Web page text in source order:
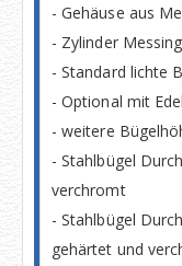
- Gehäuse aus
- Zylinder
- Standard lichte
- Optional mit
- weitere
- Stahlbügel
verchromt
- Stahlbügel
gehärtet und